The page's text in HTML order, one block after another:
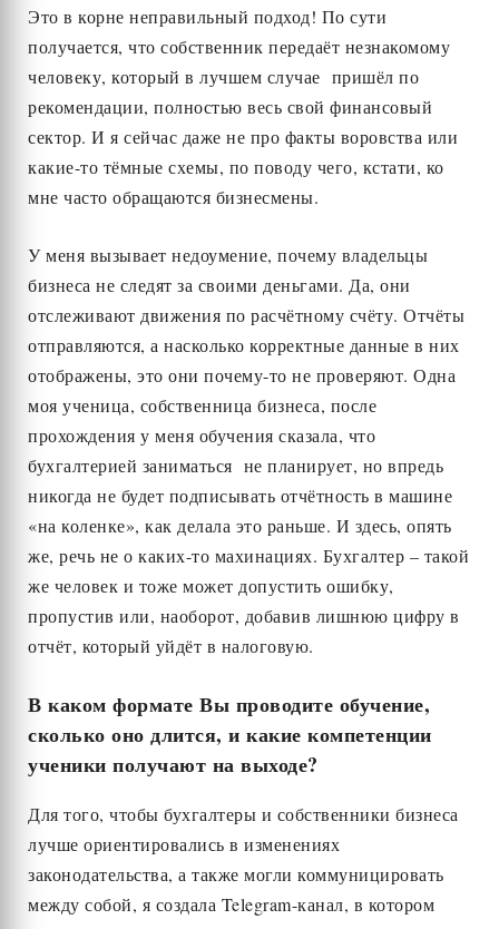
Это в корне неправильный подход! По сути
получается, что собственник передаёт незнакомому
человеку, который в лучшем случае пришёл по
рекомендации, полностью весь свой финансовый
сектор. И я сейчас даже не про факты воровства или
какие-то тёмные схемы, по поводу чего, кстати, ко
мне часто обращаются бизнесмены.
У меня вызывает недоумение, почему владельцы
бизнеса не следят за своими деньгами. Да, они
отслеживают движения по расчётному счёту. Отчёты
отправляются, а насколько корректные данные в них
отображены, это они почему-то не проверяют. Одна
моя ученица, собственница бизнеса, после
прохождения у меня обучения сказала, что
бухгалтерией заниматься не планирует, но впредь
никогда не будет подписывать отчётность в машине
«на коленке», как делала это раньше. И здесь, опять
же, речь не о каких-то махинациях. Бухгалтер – такой
же человек и тоже может допустить ошибку,
пропустив или, наоборот, добавив лишнюю цифру в
отчёт, который уйдёт в налоговую.
В каком формате Вы проводите обучение,
сколько оно длится, и какие компетенции
ученики получают на выходе?
Для того, чтобы бухгалтеры и собственники бизнеса
лучше ориентировались в изменениях
законодательства, а также могли коммуницировать
между собой, я создала Telegram-канал, в котором